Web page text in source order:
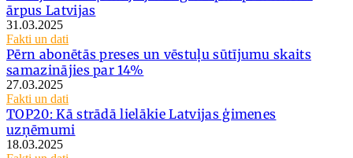
ārpus Latvijas
31.03.2025
Fakti un dati
Pērn abonētās preses un vēstuļu sūtījumu skaits
samazinājies par 14%
27.03.2025
Fakti un dati
TOP20: Kā strādā lielākie Latvijas ģimenes
uzņēmumi
18.03.2025